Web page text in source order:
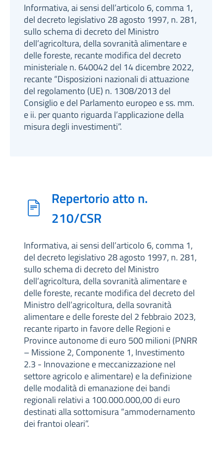
Informativa, ai sensi dell’articolo 6, comma 1,
del decreto legislativo 28 agosto 1997, n. 281,
sullo schema di decreto del Ministro
dell’agricoltura, della sovranità alimentare e
delle foreste, recante modifica del decreto
ministeriale n. 640042 del 14 dicembre 2022,
recante “Disposizioni nazionali di attuazione
del regolamento (UE) n. 1308/2013 del
Consiglio e del Parlamento europeo e ss. mm.
e ii. per quanto riguarda l’applicazione della
misura degli investimenti”.
Repertorio atto n.
210/CSR
Informativa, ai sensi dell’articolo 6, comma 1,
del decreto legislativo 28 agosto 1997, n. 281,
sullo schema di decreto del Ministro
dell’agricoltura, della sovranità alimentare e
delle foreste, recante modifica del decreto del
Ministro dell’agricoltura, della sovranità
alimentare e delle foreste del 2 febbraio 2023,
recante riparto in favore delle Regioni e
Province autonome di euro 500 milioni (PNRR
– Missione 2, Componente 1, Investimento
2.3 - Innovazione e meccanizzazione nel
settore agricolo e alimentare) e la definizione
delle modalità di emanazione dei bandi
regionali relativi a 100.000.000,00 di euro
destinati alla sottomisura “ammodernamento
dei frantoi oleari”.